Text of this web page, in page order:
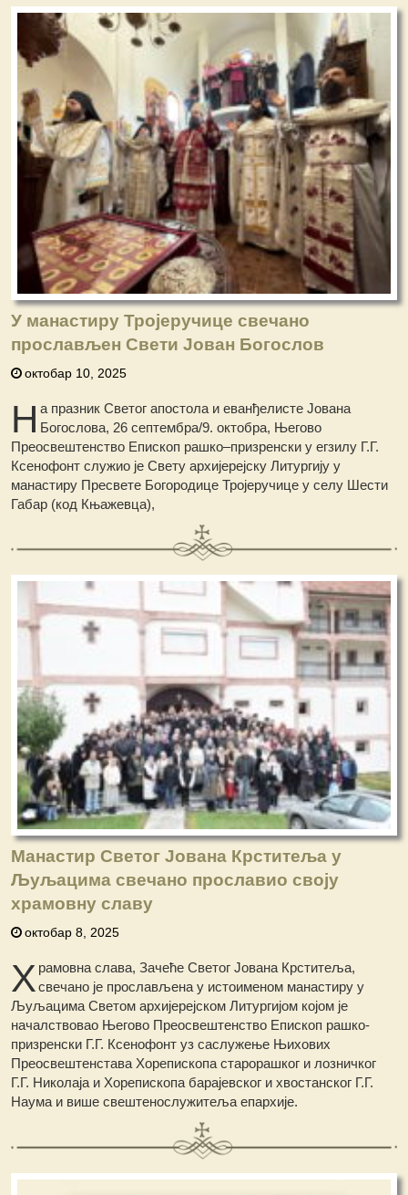
У манастиру Тројеручице свечано
прослављен Свети Јован Богослов
октобар 10, 2025
Н а празник Светог апостола и еванђелистe Јована
Богослова, 26 септембра/9. октобра, Његово
Преосвештенство Епископ рашко–призренски у егзилу Г.Г.
Ксенофонт служио је Свету архијерејску Литургију у
манастиру Пресвете Богородице Тројеручице у селу Шести
Габар (код Књажевца),
Манастир Светог Јована Крститеља у
Љуљацима свечано прославио своју
храмовну славу
октобар 8, 2025
Х рамовна слава, Зачеће Светог Јована Крститеља,
свечано је прослављена у истоименом манастиру у
Љуљацима Светом архијерејском Литургијом којом је
началствовао Његово Преосвештенство Епископ рашко-
призренски Г.Г. Ксенофонт уз саслужење Њихових
Преосвештенстава Хорепископа старорашког и лозничког
Г.Г. Николаја и Хорепископа барајевског и хвостанског Г.Г.
Наума и више свештенослужитеља епархије.